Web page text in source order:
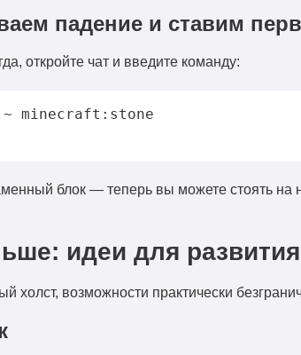
падение и ставим
откройте чат и введите команду:
minecraft:stone
блок — теперь вы можете стоять на
идеи для
холст, возможности практически